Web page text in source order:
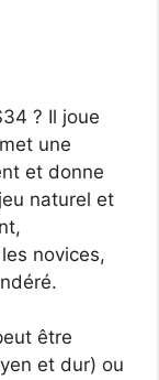
? Il joue
une
et donne
naturel et
novices,
être
et dur) ou